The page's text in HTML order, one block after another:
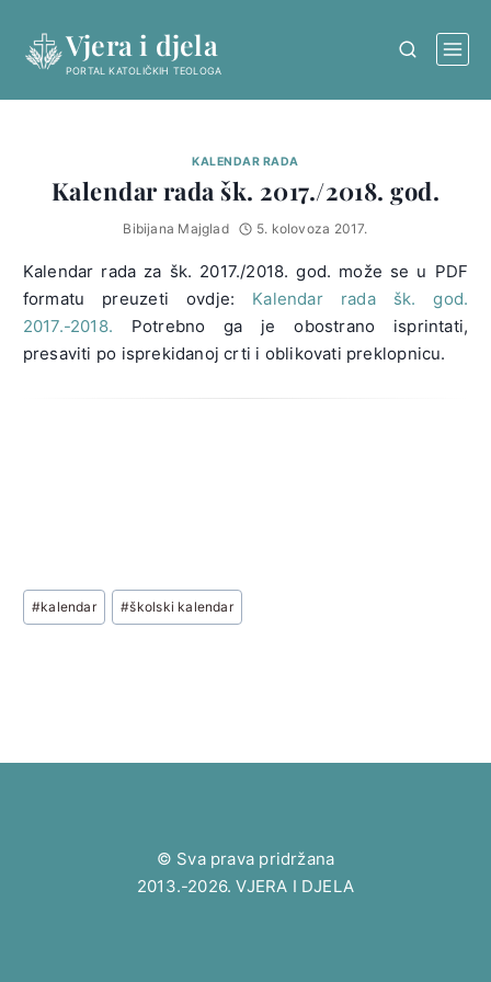
content
Vjera i djela
PORTAL KATOLIČKIH TEOLOGA
KALENDAR RADA
Kalendar rada šk. 2017./2018. god.
Bibijana Majglad 5. kolovoza 2017.
Kalendar rada za šk. 2017./2018. god. može se u PDF
formatu preuzeti ovdje: Kalendar rada šk. god.
2017.-2018. Potrebno ga je obostrano isprintati,
presaviti po isprekidanoj crti i oblikovati preklopnicu.
Post
Tags:
#kalendar #školski kalendar
© Sva prava pridržana
2013.-2026. VJERA I DJELA